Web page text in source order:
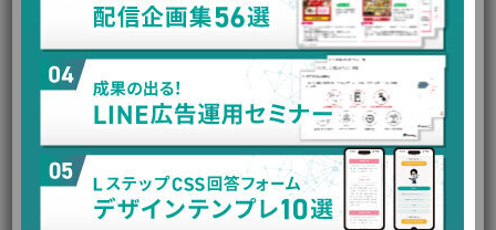
・クーポン画面に誘導する
・ショップカード画面に誘導する
・SNSリンクに飛ばす
・クーポン画面に誘導
それぞれ詳しく解説します。